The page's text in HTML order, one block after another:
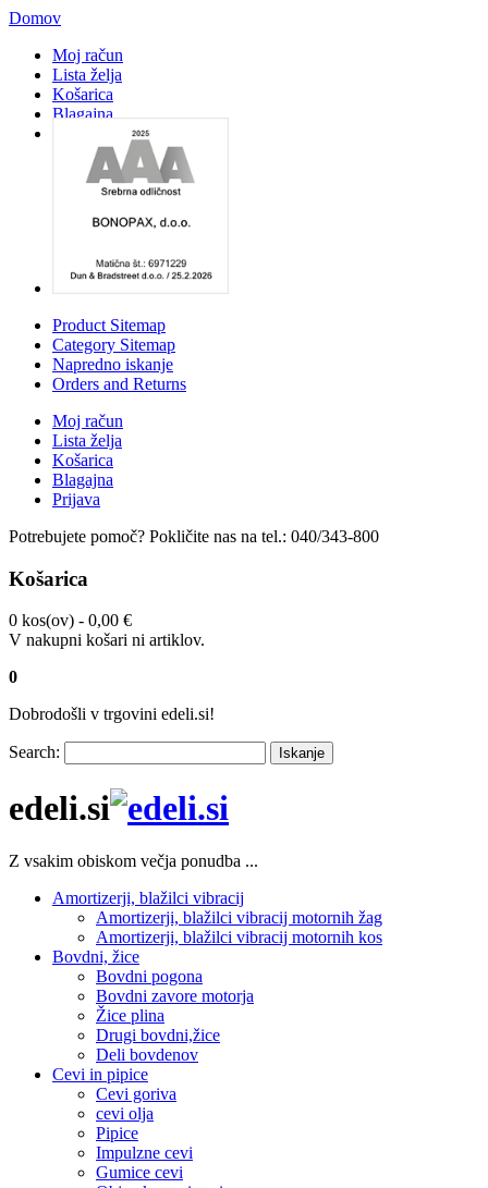
Domov
Moj račun
Lista želja
Košarica
Blagajna
Product Sitemap
Category Sitemap
Napredno iskanje
Orders and Returns
Moj račun
Lista želja
Košarica
Blagajna
Prijava
Potrebujete pomoč? Pokličite nas na tel.: 040/343-800
Košarica
0 kos(ov) - 0,00 €
V nakupni košari ni artiklov.
0
Dobrodošli v trgovini edeli.si!
Search: Iskanje
edeli.si
Z vsakim obiskom večja ponudba ...
Amortizerji, blažilci vibracij
Amortizerji, blažilci vibracij motornih žag
Amortizerji, blažilci vibracij motornih kos
Bovdni, žice
Bovdni pogona
Bovdni zavore motorja
Žice plina
Drugi bovdni,žice
Deli bovdenov
Cevi in pipice
Cevi goriva
cevi olja
Pipice
Impulzne cevi
Gumice cevi